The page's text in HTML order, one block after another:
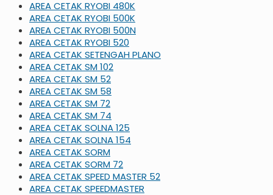
AREA CETAK RYOBI 480K
AREA CETAK RYOBI 500K
AREA CETAK RYOBI 500N
AREA CETAK RYOBI 520
AREA CETAK SETENGAH PLANO
AREA CETAK SM 102
AREA CETAK SM 52
AREA CETAK SM 58
AREA CETAK SM 72
AREA CETAK SM 74
AREA CETAK SOLNA 125
AREA CETAK SOLNA 154
AREA CETAK SORM
AREA CETAK SORM 72
AREA CETAK SPEED MASTER 52
AREA CETAK SPEEDMASTER